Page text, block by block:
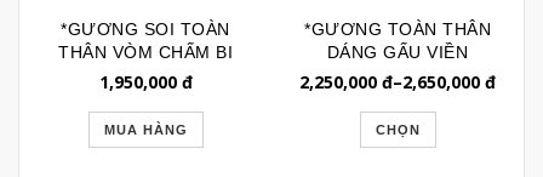
*GƯƠNG SOI TOÀN
THÂN VÒM CHẤM BI
GSTT240CB
1,950,000đ
MUA HÀNG
*GƯƠNG TOÀN THÂN
DÁNG GẤU VIỀN
NHUNG GSTT258G
2,250,000 đ–2,650,000 đ
CHỌN